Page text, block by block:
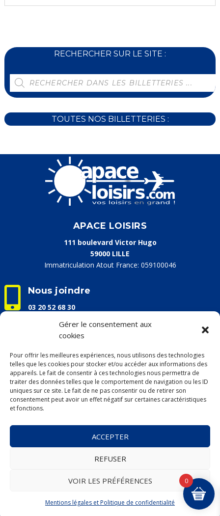
Gérer le consentement aux
cookies
Pour offrir les meilleures expériences, nous utilisons des technologies
telles que les cookies pour stocker et/ou accéder aux informations des
appareils. Le fait de consentir à ces technologies nous permettra de
traiter des données telles que le comportement de navigation ou les ID
uniques sur ce site. Le fait de ne pas consentir ou de retirer son
consentement peut avoir un effet négatif sur certaines caractéristiques
et fonctions.
ACCEPTER
REFUSER
VOIR LES PRÉFÉRENCES
Mentions légales et Politique de confidentialité
RECHERCHER SUR LE SITE :
RECHERCHE
DE
PRODUITS
TOUTES NOS BILLETTERIES :
APACE LOISIRS
111 boulevard Victor Hugo
59000 LILLE
Immatriculation Atout France: 059100046
 Nous joindre
03 20 52 68 30
Du lundi au vendredi :
9h00 – 13h00 / 14h00 – 17h00
Mentions légales &
Conditions Générales de Vente (CGV)
+ de détails ou d’infos :nous consulter 0